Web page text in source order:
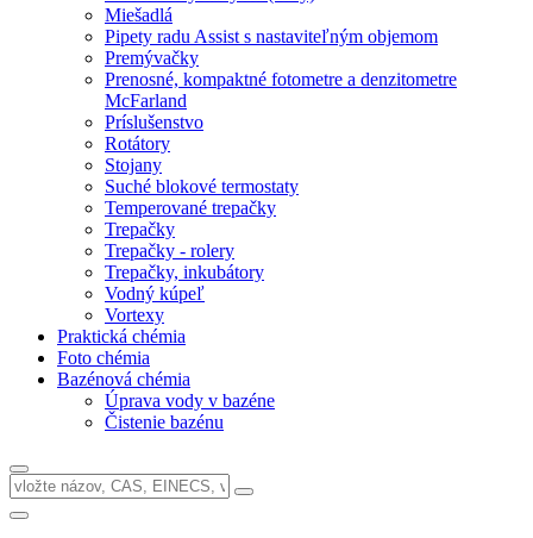
Miešadlá
Pipety radu Assist s nastaviteľným objemom
Premývačky
Prenosné, kompaktné fotometre a denzitometre
McFarland
Príslušenstvo
Rotátory
Stojany
Suché blokové termostaty
Temperované trepačky
Trepačky
Trepačky - rolery
Trepačky, inkubátory
Vodný kúpeľ
Vortexy
Praktická chémia
Foto chémia
Bazénová chémia
Úprava vody v bazéne
Čistenie bazénu